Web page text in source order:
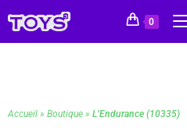
0
Accueil » Boutique » L’Endurance (10335)